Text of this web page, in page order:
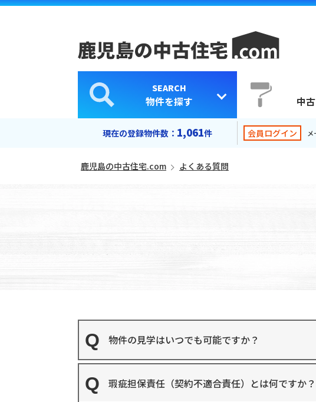
物件を探す
SEARCH
中古一戸建て
中古マンション
中
現在の登録物件数： 1,061件 会員ログイン メ
鹿児島の中古住宅.com よくある質問
物件の見学はいつでも可能ですか？
瑕疵担保責任（契約不適合責任）とは何ですか？